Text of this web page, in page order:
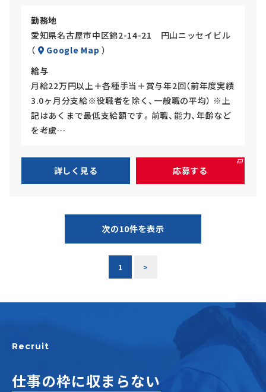
勤務地
愛知県名古屋市中区錦2-14-21 円山ニッセイビル
（
Google Map ）
給与
月給22万円以上＋各種手当＋賞与年2回（前年度実績
3.0ヶ月分支給※役職者を除く、一般職の平均） ※上
記はあくまで最低支給額です。前職、能力、年齢など
を考慮…
詳しく見る 応募する
次の10件を表示
1 >
Recruit
仕事の枠に収まらない